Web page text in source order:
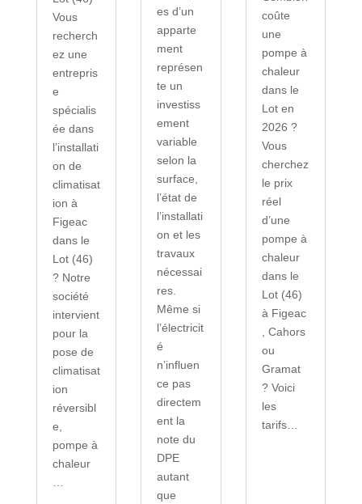
Vous
recherch
ez une
entrepris
e
spécialis
ée dans
l’installati
on de
climatisat
ion à
Figeac
dans le
Lot (46)
? Notre
société
intervient
pour la
pose de
climatisat
ion
réversibl
e,
pompe à
chaleur
es d’un
apparte
ment
représen
te un
investiss
ement
variable
selon la
surface,
l’état de
l’installati
on et les
travaux
nécessai
res.
Même si
l’électricit
é
n’influen
ce pas
directem
ent la
note du
DPE
autant
que
coûte
une
pompe à
chaleur
dans le
Lot en
2026 ?
Vous
cherchez
le prix
réel
d’une
pompe à
chaleur
dans le
Lot (46)
à Figeac
, Cahors
ou
Gramat
? Voici
les
tarifs…